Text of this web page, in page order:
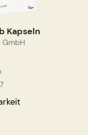
Kapseln
GmbH